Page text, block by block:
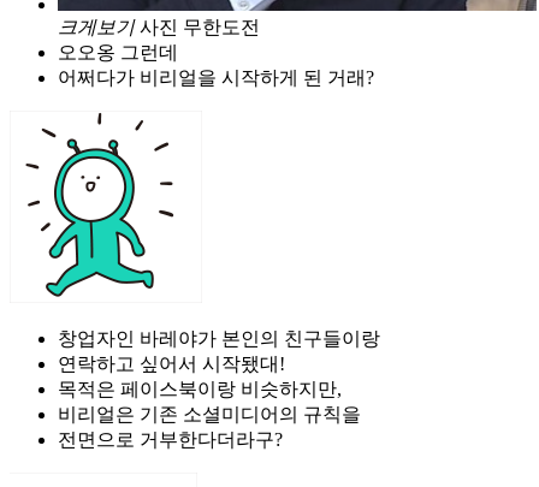
크게보기 사진 무한도전
오오옹 그런데
어쩌다가 비리얼을 시작하게 된 거래?
창업자인 바레야가 본인의 친구들이랑
연락하고 싶어서 시작됐대!
목적은 페이스북이랑 비슷하지만,
비리얼은 기존 소셜미디어의 규칙을
전면으로 거부한다더라구?